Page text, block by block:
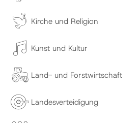
Kirche und Religion
Kunst und Kultur
Land- und Forstwirtschaft
Landesverteidigung